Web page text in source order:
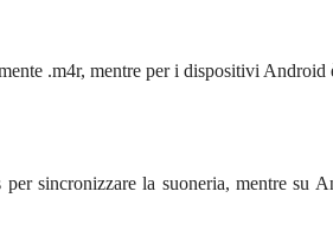
.m4r, mentre per i dispositivi Android
sincronizzare la suoneria, mentre su